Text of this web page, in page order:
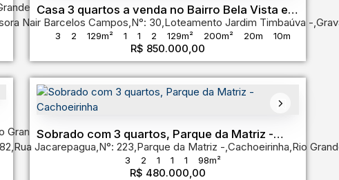
do Sul, Brasil
Casa 3 quartos a venda no Bairro Bela Vista em
Gravataí/RS
R$ 850.000,00
Nair Barcelos Campos,N°: 30,Loteamento Jardim Timbaúva ,
3 2 129m² 1 1 2 129m² 200m² 20m 10m
Grande do Sul,Brasil
Sobrado com 3 quartos, Parque da Matriz -
Cachoeirinha
R$ 480.000,00
,Rua Jacarepagua,N°: 223,Parque da Matriz ,Cachoeirinha,Rio
3 2 1 1 1 98m²